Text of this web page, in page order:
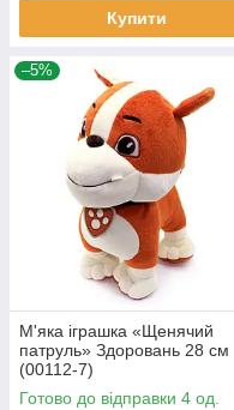
Купити
–5%
М'яка іграшка «Щенячий
патруль» Здоровань 28 см
(00112-7)
Готово до відправки 4 од.